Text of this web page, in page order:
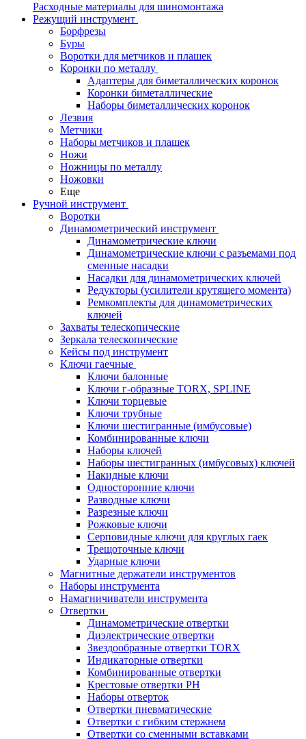
Расходные материалы для шиномонтажа
Режущий инструмент
Борфрезы
Буры
Воротки для метчиков и плашек
Коронки по металлу
Адаптеры для биметаллических коронок
Коронки биметаллические
Наборы биметаллических коронок
Лезвия
Метчики
Наборы метчиков и плашек
Ножи
Ножницы по металлу
Ножовки
Еще
Ручной инструмент
Воротки
Динамометрический инструмент
Динамометрические ключи
Динамометрические ключи с разъемами под
сменные насадки
Насадки для динамометрических ключей
Редукторы (усилители крутящего момента)
Ремкомплекты для динамометрических
ключей
Захваты телескопические
Зеркала телескопические
Кейсы под инструмент
Ключи гаечные
Ключи балонные
Ключи г-образные TORX, SPLINE
Ключи торцевые
Ключи трубные
Ключи шестигранные (имбусовые)
Комбинированные ключи
Наборы ключей
Наборы шестигранных (имбусовых) ключей
Накидные ключи
Односторонние ключи
Разводные ключи
Разрезные ключи
Рожковые ключи
Серповидные ключи для круглых гаек
Трещоточные ключи
Ударные ключи
Магнитные держатели инструментов
Наборы инструмента
Намагничиватели инструмента
Отвертки
Динамометрические отвертки
Диэлектрические отвертки
Звездообразные отвертки TORX
Индикаторные отвертки
Комбинированные отвертки
Крестовые отвертки PH
Наборы отверток
Отвертки пневматические
Отвертки с гибким стержнем
Отвертки со сменными вставками